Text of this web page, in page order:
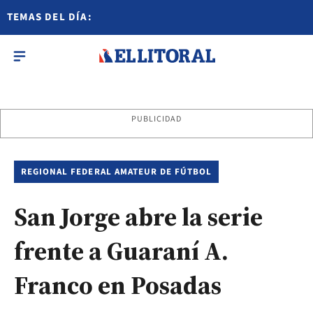
TEMAS DEL DÍA:
PUBLICIDAD
REGIONAL FEDERAL AMATEUR DE FÚTBOL
San Jorge abre la serie
frente a Guaraní A.
Franco en Posadas